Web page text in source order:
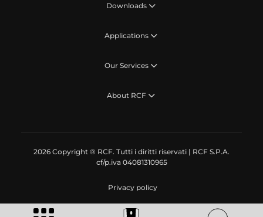
Downloads
Applications
Our Services
About RCF
2026 Copyright ® RCF. Tutti i diritti riservati | RCF S.P.A.
cf/p.iva 04081310965
Privacy policy